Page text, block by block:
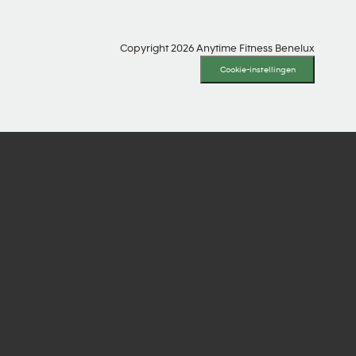
Copyright 2026 Anytime Fitness Benelux
Cookie-instellingen